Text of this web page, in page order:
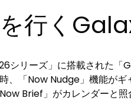
行く
シリーズ」に搭載された
、「Now Nudge」機能が
Brief」がカレンダーと